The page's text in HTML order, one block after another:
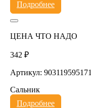
Подробнее
ЦЕНА ЧТО НАДО
342 ₽
Артикул: 903119595171
Сальник
Подробнее